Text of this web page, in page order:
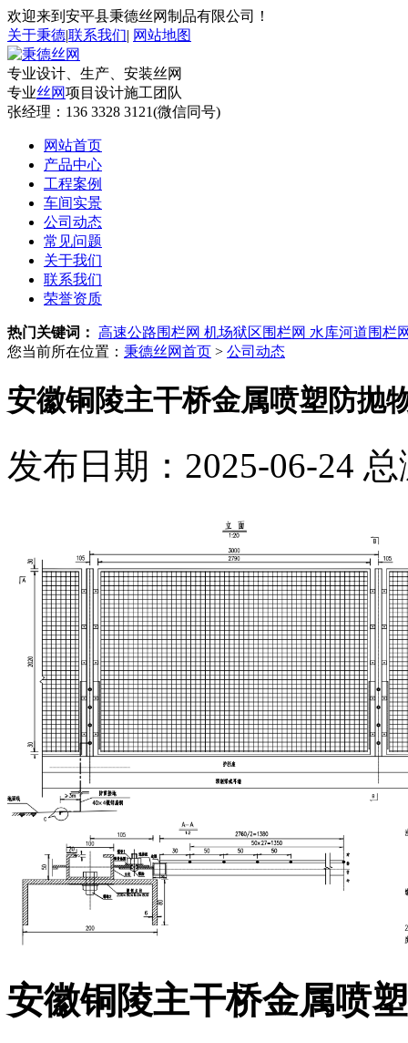
欢迎来到安平县秉德丝网制品有限公司！
关于秉德|联系我们| 网站地图
专业设计、生产、安装丝网
专业丝网项目设计施工团队
张经理： 136 3328 3121(微信同号)
网站首页
产品中心
工程案例
车间实景
公司动态
常见问题
关于我们
联系我们
荣誉资质
热门关键词： 高速公路围栏网 机场狱区围栏网 水库河道围栏
您当前所在位置： 秉德丝网首页 > 公司动态
安徽铜陵主干桥金属喷塑防抛
发布日期：2025-06-24
安徽铜陵主干桥金属喷